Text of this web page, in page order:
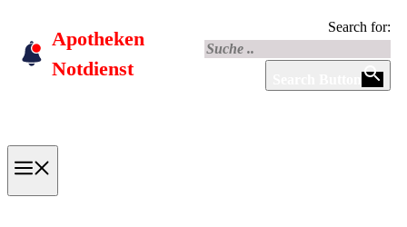
content
Apotheken
Notdienst
Search for: